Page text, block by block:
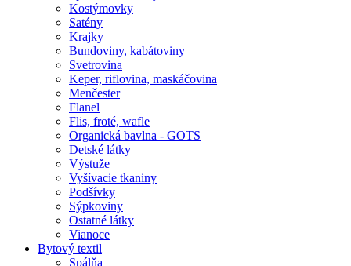
Kostýmovky
Satény
Krajky
Bundoviny, kabátoviny
Svetrovina
Keper, riflovina, maskáčovina
Menčester
Flanel
Flis, froté, wafle
Organická bavlna - GOTS
Detské látky
Výstuže
Vyšívacie tkaniny
Podšívky
Sýpkoviny
Ostatné látky
Vianoce
Bytový textil
Spálňa